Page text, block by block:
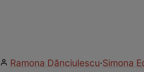
Ramona Dănciulescu·Simona